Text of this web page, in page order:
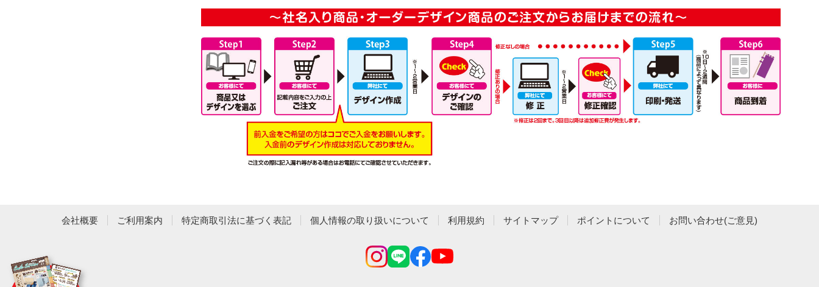
会社概要 ご利用案内 特定商取引法に基づく表記 個人情報の取り扱いについて 利用規約 サイトマップ ポイントについて お問い合わせ(ご意見)